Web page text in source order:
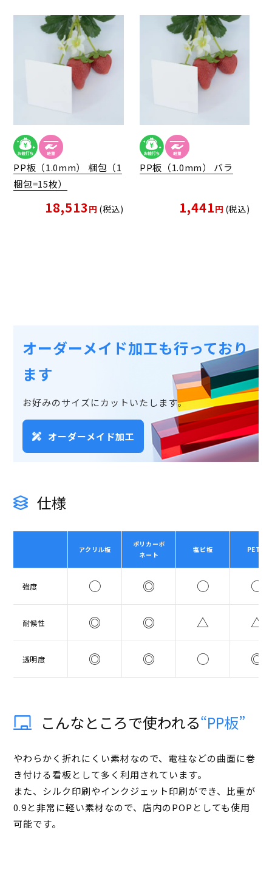
PP板（1.0mm） 梱包（1
梱包=15枚）
18,513 税込
PP板（1.0mm） バラ
1,441 税込
オーダーメイド加工も行っており
ます
お好みのサイズにカットいたします。
オーダーメイド加工
仕様
アクリル板
ポリカーボ
ネート
塩ビ板 PET板
強度 ◯ ◎ ◯ ◯
耐候性 ◎ ◎ △ △
透明度 ◎ ◎ ◯ ◎
こんなところで使われる“PP板”
やわらかく折れにくい素材なので、電柱などの曲面に巻
き付ける看板として多く利用されています。
また、シルク印刷やインクジェット印刷ができ、比重が
0.9と非常に軽い素材なので、店内のPOPとしても使用
可能です。